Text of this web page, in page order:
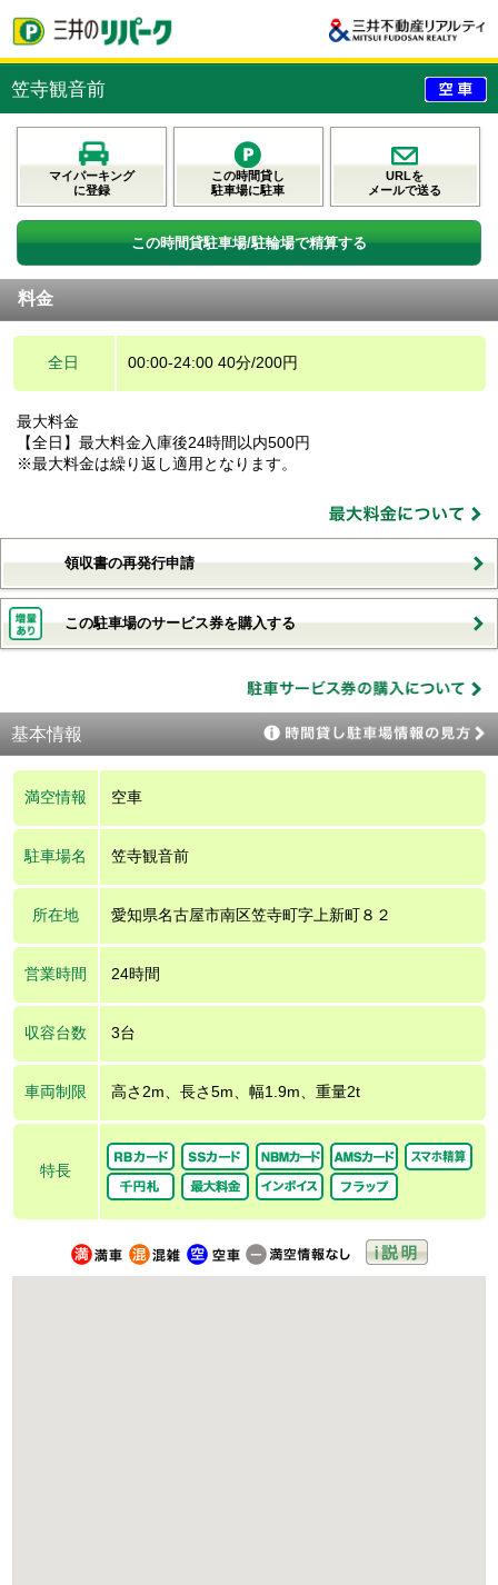
笠寺観音前
マイパーキング
に登録
この時間貸し
駐車場に駐車
URLを
メールで送る
この時間貸駐車場/駐輪場で精算する
料金
全日 00:00-24:00 40分/200円
最大料金
【全日】最大料金入庫後24時間以内500円
※最大料金は繰り返し適用となります。
領収書の再発行申請
この駐車場のサービス券を購入する
基本情報
満空情報 空車
駐車場名 笠寺観音前
所在地 愛知県名古屋市南区笠寺町字上新町８２
営業時間 24時間
収容台数 3台
車両制限 高さ2m、長さ5m、幅1.9m、重量2t
特長